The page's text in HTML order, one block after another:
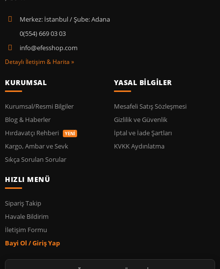
Merkez: İstanbul / Şube: Adana
0(554) 669 03 03
info@efesshop.com
Detaylı İletişim & Harita »
KURUMSAL
Kurumsal/Resmi Bilgiler
Blog & Haberler
Hırdavatçı Rehberi
YENİ
Kargo, Ambar ve Sevk
Sıkça Sorulan Sorular
YASAL BİLGİLER
Mesafeli Satış Sözleşmesi
Gizlilik ve Güvenlik
İptal ve İade Şartları
KVKK Aydınlatma
HIZLI MENÜ
Sipariş Takip
Havale Bildirim
İletişim Formu
Bayi Ol / Giriş Yap